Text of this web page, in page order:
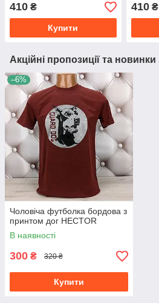
410 ₴
Купити
410₴
Акційні пропозиції та новинки
–6%
Чоловіча футболка бордова з
принтом дог HECTOR
В наявності
300 ₴ 320 ₴
Купити